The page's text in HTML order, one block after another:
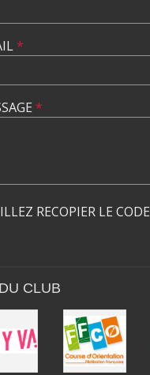
*
*
RECOPIER LE CODE
CLUB